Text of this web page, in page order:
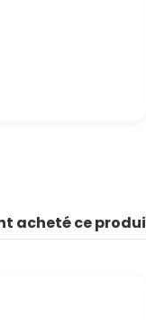
acheté ce